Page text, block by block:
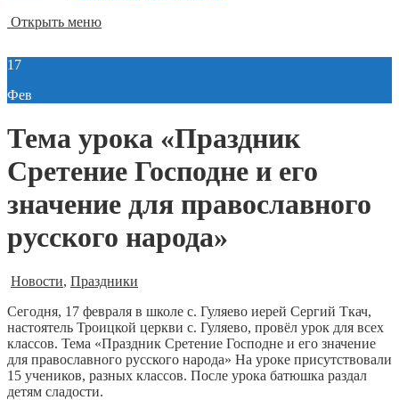
Открыть меню
17
Фев
Тема урока «Праздник
Сретение Господне и его
значение для православного
русского народа»
Новости, Праздники
Сегодня, 17 февраля в школе с. Гуляево иерей Сергий Ткач,
настоятель Троицкой церкви с. Гуляево, провёл урок для всех
классов. Тема «Праздник Сретение Господне и его значение
для православного русского народа» На уроке присутствовали
15 учеников, разных классов. После урока батюшка раздал
детям сладости.